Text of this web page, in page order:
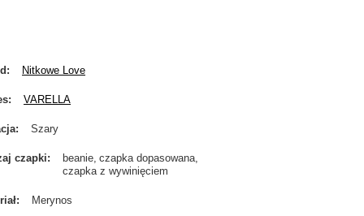
Nitkowe Love
VARELLA
Szary
czapki beanie czapka dopasowana
czapka z wywinięciem
Merynos